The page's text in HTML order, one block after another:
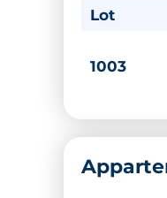
Lot
1003